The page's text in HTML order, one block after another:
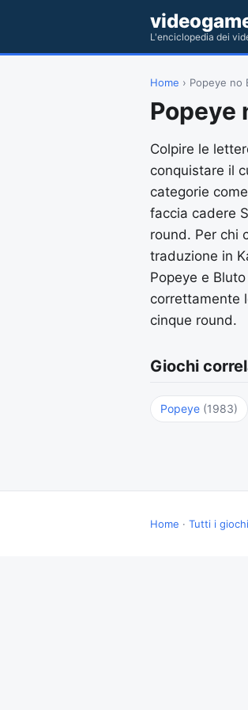
L'enciclopedia dei
Home › Popeye no
Popeye
Colpire le
conquistare il
categorie
faccia cadere
round. Per chi
traduzione in
Popeye e
correttamente
cinque round.
Giochi
Popeye (1983)
Home · Tutti i giochi